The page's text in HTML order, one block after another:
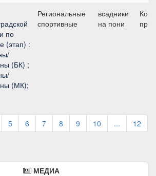
по
(этап) :
(БК) ;
(МК);
Региональные
спортивные
всадники
на пони
5 6 7 8 9 10 ... 12
МЕДИА